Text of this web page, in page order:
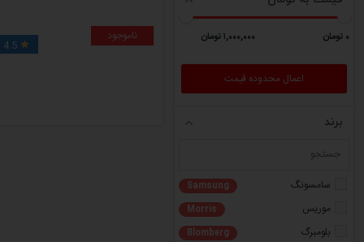
٠ تومان ١,٠٠٠,٠٠٠ تومان
برند
سامسونگ Samsung
موریس Morris
بلومبرگ Blomberg
ناموجود

4.5